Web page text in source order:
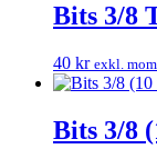
Bits 3/8
40 kr exkl.
Bits 3/8